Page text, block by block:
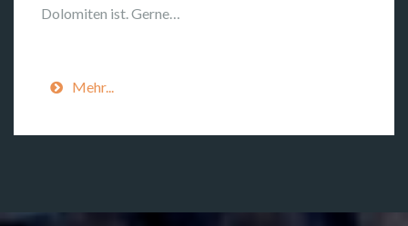
Dolomiten ist. Gerne…
Mehr...